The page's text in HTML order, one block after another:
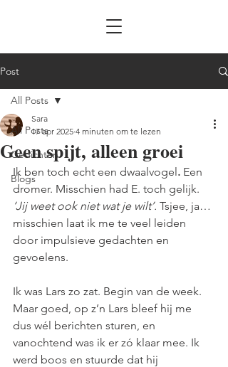
Post
All Posts
Gedichten
Blogs
All Posts
Geen spijt, alleen groei
Sara
17 apr 2025 4 minuten om te lezen
Ik ben toch echt een dwaalvogel. Een
dromer. Misschien had E. toch gelijk.
‘Jij weet ook niet wat je wilt’. Tsjee, ja…
misschien laat ik me te veel leiden
door impulsieve gedachten en
gevoelens.
Ik was Lars zo zat. Begin van de week.
Maar goed, op z’n Lars bleef hij me
dus wél berichten sturen, en
vanochtend was ik er zó klaar mee. Ik
werd boos en stuurde dat hij